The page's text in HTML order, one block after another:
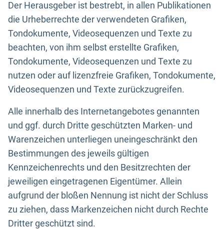
Der Herausgeber ist bestrebt, in allen Publikationen
die Urheberrechte der verwendeten Grafiken,
Tondokumente, Videosequenzen und Texte zu
beachten, von ihm selbst erstellte Grafiken,
Tondokumente, Videosequenzen und Texte zu
nutzen oder auf lizenzfreie Grafiken, Tondokumente,
Videosequenzen und Texte zurückzugreifen.
Alle innerhalb des Internetangebotes genannten
und ggf. durch Dritte geschützten Marken- und
Warenzeichen unterliegen uneingeschränkt den
Bestimmungen des jeweils gültigen
Kennzeichenrechts und den Besitzrechten der
jeweiligen eingetragenen Eigentümer. Allein
aufgrund der bloßen Nennung ist nicht der Schluss
zu ziehen, dass Markenzeichen nicht durch Rechte
Dritter geschützt sind.